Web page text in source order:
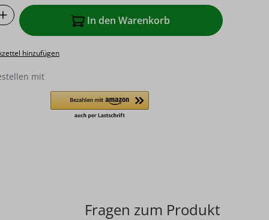
Gib den gewünschten Wert
In den Warenkorb
hinzufügen
mit
Fragen zum Produkt